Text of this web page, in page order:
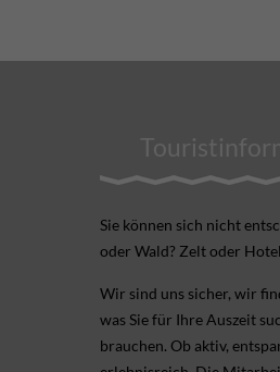
Sie können sich nicht
oder Wald? Zelt oder
Wir sind uns sicher, wir
was Sie für Ihre Aus­zeit
brauchen. Ob aktiv,